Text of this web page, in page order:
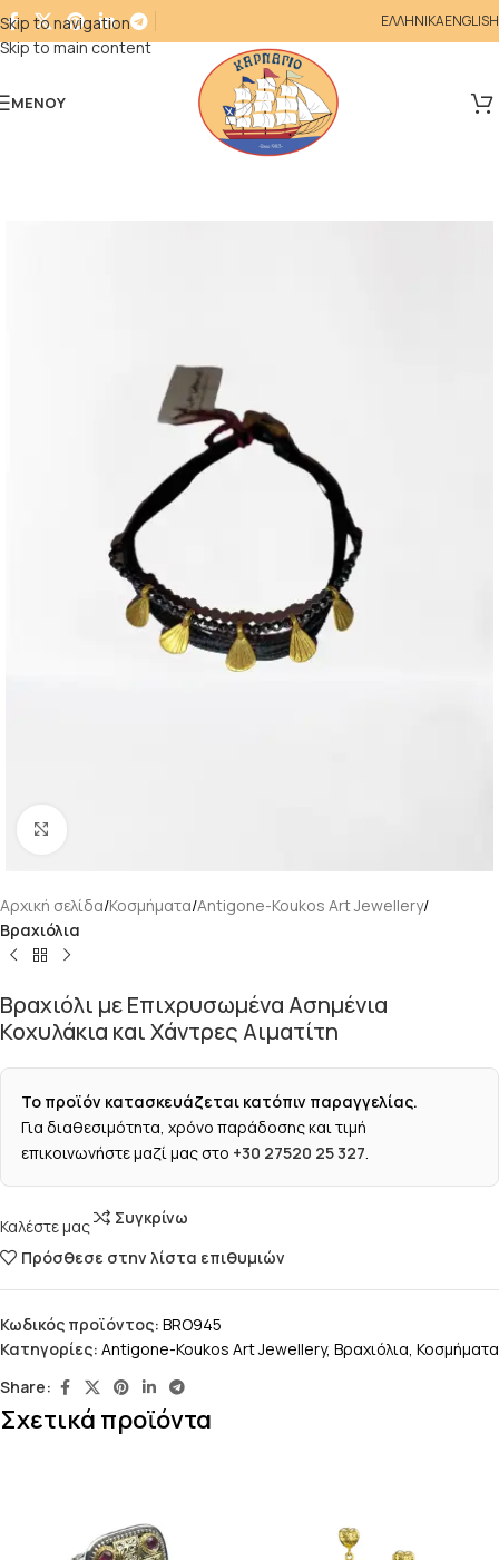
Skip to navigation
Skip to main content
ΕΛΛΗΝΙΚΑENGLISH
ΜΕΝΟΎ
Αρχική σελίδα Κοσμήματα Antigone-Koukos Art Jewellery
Βραχιόλια
Βραχιόλι με Επιχρυσωμένα Ασημένια
Κοχυλάκια και Χάντρες Αιματίτη
Το προϊόν κατασκευάζεται κατόπιν παραγγελίας.
Για διαθεσιμότητα, χρόνο παράδοσης και τιμή
επικοινωνήστε μαζί μας στο +30 27520 25 327
Καλέστε μας
Συγκρίνω
Πρόσθεσε στην λίστα επιθυμιών
Κωδικός προϊόντος: BRO945
Κατηγορίες: Antigone-Koukos Art Jewellery, Βραχιόλια Κοσμήματα
Share:
Σχετικά προϊόντα